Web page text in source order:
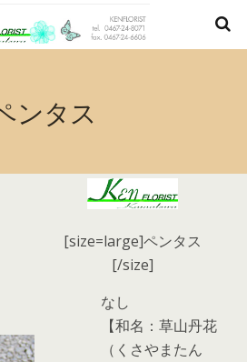
ンタス
[size=large]ペンタス
[/size]
なし
【和名：草山丹花
（くさやまたん